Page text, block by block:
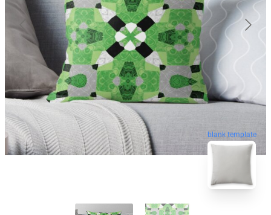
blank template